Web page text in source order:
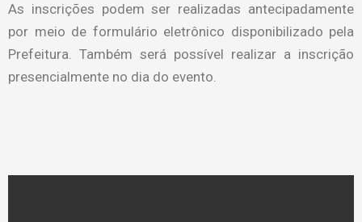
As inscrições podem ser realizadas antecipadamente
por meio de formulário eletrônico disponibilizado pela
Prefeitura. Também será possível realizar a inscrição
presencialmente no dia do evento.